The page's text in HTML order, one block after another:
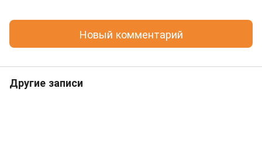
Новый комментарий
Другие записи